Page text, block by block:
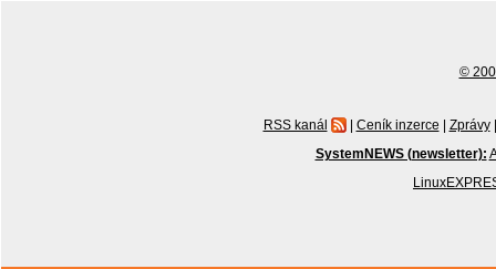
©
RSS kanál | Ceník inzerce | Zprávy |
SystemNEWS (newsletter):